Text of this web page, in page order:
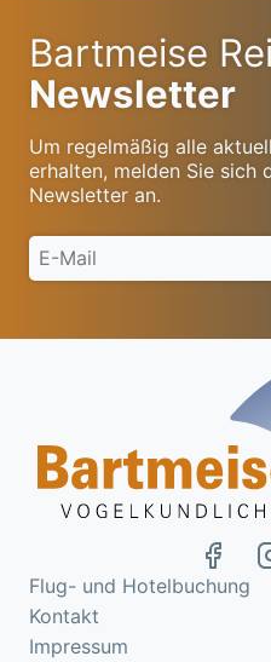
Bartmeise
Newsletter
Um regelmäßig alle
erhalten, melden Sie sich
Newsletter an.
Flug- und Hotelbuchung
Kontakt
Impressum